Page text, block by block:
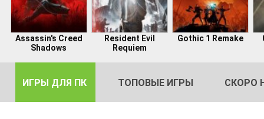
Assassin's Creed
Shadows
Resident Evil
Requiem
Gothic 1 Remake
ИГРЫ ДЛЯ ПК ТОПОВЫЕ ИГРЫ СКОРО